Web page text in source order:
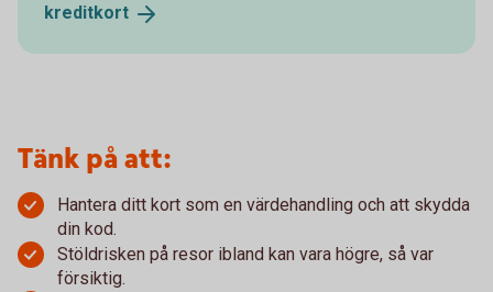
kreditkort
Tänk på att:
Hantera ditt kort som en värdehandling och att skydda
din kod.
Stöldrisken på resor ibland kan vara högre, så var
försiktig.